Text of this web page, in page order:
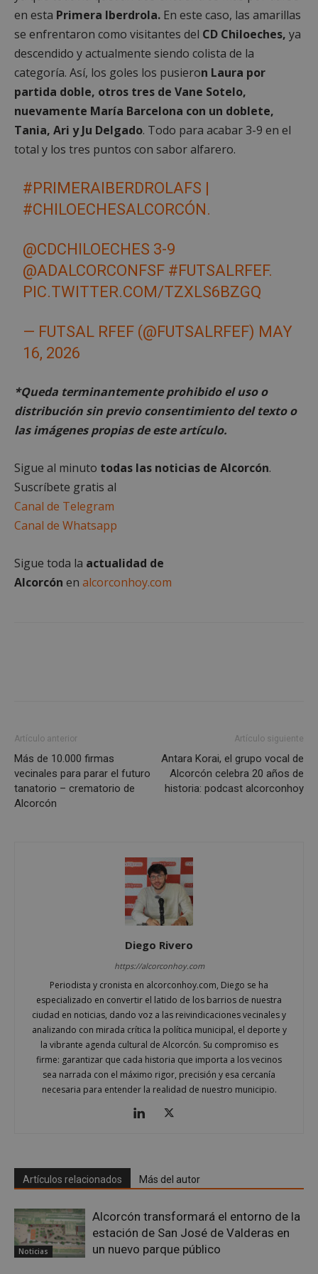
en esta Primera Iberdrola. En este caso, las amarillas
se enfrentaron como visitantes del CD Chiloeches, ya
descendido y actualmente siendo colista de la
categoría. Así, los goles los pusieron Laura por
partida doble, otros tres de Vane Sotelo,
nuevamente María Barcelona con un doblete,
Tania, Ari y Ju Delgado. Todo para acabar 3-9 en el
total y los tres puntos con sabor alfarero.
#PRIMERAIBERDROLAFS |
#CHILOECHESALCORCÓN.
@CDCHILOECHES 3-9
@ADALCORCONFSF #FUTSALRFEF.
PIC.TWITTER.COM/TZXLS6BZGQ
— FUTSAL RFEF (@FUTSALRFEF) MAY
16, 2026
*Queda terminantemente prohibido el uso o
distribución sin previo consentimiento del texto o
las imágenes propias de este artículo.
Sigue al minuto todas las noticias de Alcorcón.
Suscríbete gratis al
Canal de Telegram
Canal de Whatsapp
Sigue toda la actualidad de
Alcorcón en alcorconhoy.com
Artículo anterior
Más de 10.000 firmas
vecinales para parar el futuro
tanatorio – crematorio de
Alcorcón
Artículo siguiente
Antara Korai, el grupo vocal de
Alcorcón celebra 20 años de
historia: podcast alcorconhoy
Diego Rivero
https://alcorconhoy.com
Periodista y cronista en alcorconhoy.com, Diego se ha
especializado en convertir el latido de los barrios de nuestra
ciudad en noticias, dando voz a las reivindicaciones vecinales y
analizando con mirada crítica la política municipal, el deporte y
la vibrante agenda cultural de Alcorcón. Su compromiso es
firme: garantizar que cada historia que importa a los vecinos
sea narrada con el máximo rigor, precisión y esa cercanía
necesaria para entender la realidad de nuestro municipio.
Artículos relacionados Más del autor
Noticias
Alcorcón transformará el entorno de la
estación de San José de Valderas en
un nuevo parque público
Cookies de preferencias
Las cookies estrictamente necesarias permiten la
funcionalidad principal del sitio web, como el
El sitio web no se puede utilizar correctamente sin
las cookies estrictamente necesarias.
Proveedor
PHPSESSID
sp_landing
Spotify Inc.
.spotify.com
23 horas 59
minutos
VISITOR_PRIVACY_METADATA
YouTube